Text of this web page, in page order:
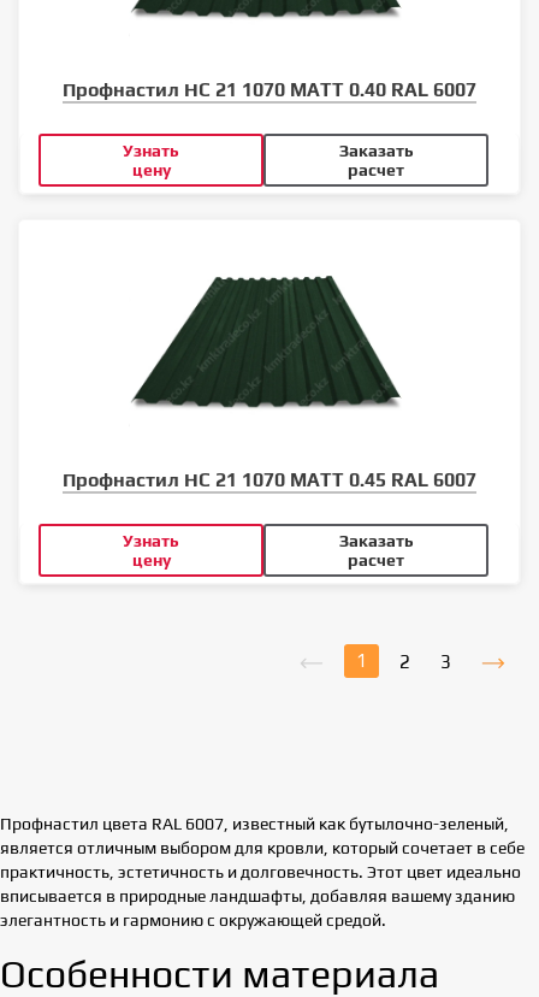
Профнастил НС 21 1070 MATT 0.40 RAL 6007
Узнать
цену
Заказать
расчет
Профнастил НС 21 1070 MATT 0.45 RAL 6007
Узнать
цену
Заказать
расчет
1 2 3
Профнастил цвета RAL 6007, известный как бутылочно-зеленый,
является отличным выбором для кровли, который сочетает в себе
практичность, эстетичность и долговечность. Этот цвет идеально
вписывается в природные ландшафты, добавляя вашему зданию
элегантность и гармонию с окружающей средой.
Особенности материала